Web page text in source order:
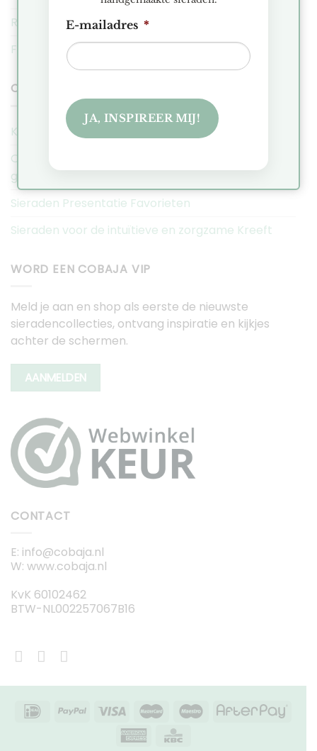
Ruilen & Retourneren
FAQ
COBAJA NIEUWS
Kerstmarkt Historische Tuin Aalsmeer 2025
Ontdek de Hexa collectie: Minimalistische
geometrische sieraden
Sieraden Presentatie Favorieten
Sieraden voor de intuïtieve en zorgzame Kreeft
WORD EEN COBAJA VIP
Meld je aan en shop als eerste de nieuwste
sieradencollecties, ontvang inspiratie en kijkjes
achter de schermen.
AANMELDEN
CONTACT
E: info@cobaja.nl
W: www.cobaja.nl
KvK 60102462
BTW-NL002257067B16
E-mailadres *
JA, INSPIREER MIJ!